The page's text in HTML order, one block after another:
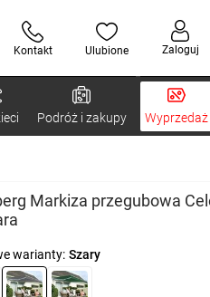
Kontakt Ulubione Zaloguj
Podróż i zakupy Wyprzedaż
Markiza przegubowa
warianty: Szary